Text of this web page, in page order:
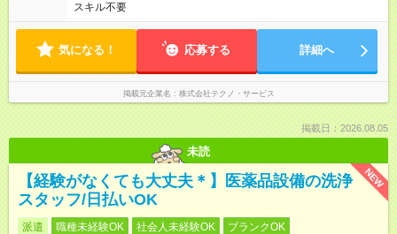
スキル不要
気になる！ 応募する 詳細へ
掲載元企業名 株式会社テクノ・サービス
掲載日：2026.08.05
未読
NEW
【経験がなくても大丈夫＊】医薬品設備の洗浄
スタッフ/日払いOK
派遣 職種未経験OK 社会人未経験OK
ブランクOK